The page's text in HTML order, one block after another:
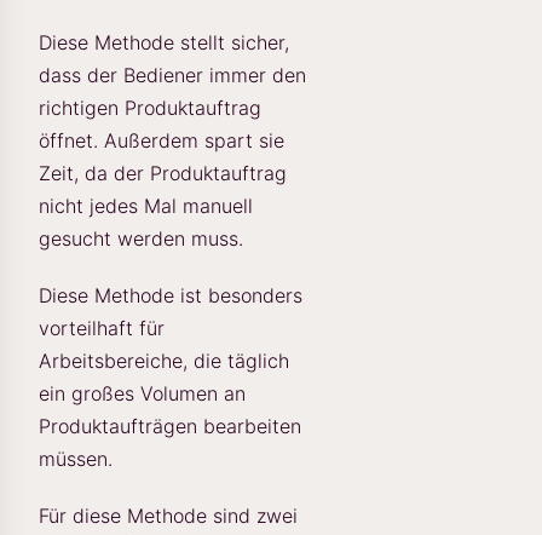
Diese Methode stellt sicher,
dass der Bediener immer den
richtigen Produktauftrag
öffnet. Außerdem spart sie
Zeit, da der Produktauftrag
nicht jedes Mal manuell
gesucht werden muss.
Diese Methode ist besonders
vorteilhaft für
Arbeitsbereiche, die täglich
ein großes Volumen an
Produktaufträgen bearbeiten
müssen.
Für diese Methode sind zwei